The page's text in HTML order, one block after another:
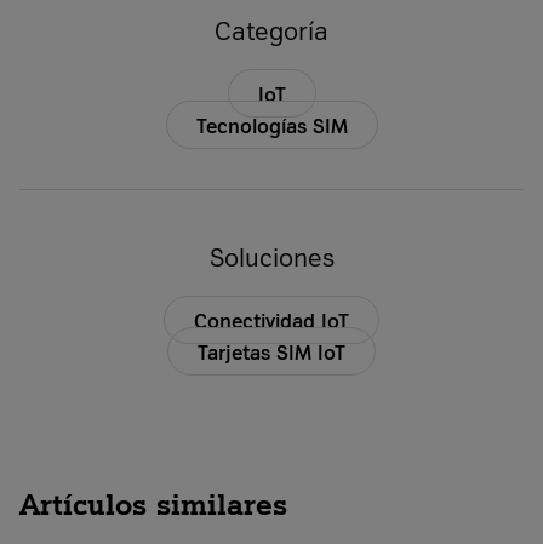
Categoría
IoT
Tecnologías SIM
Soluciones
Conectividad IoT
Tarjetas SIM IoT
Artículos similares